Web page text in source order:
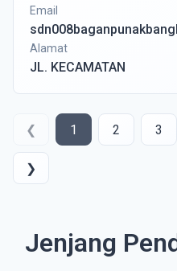
Email
Alamat
JL. KECAMATAN
❮ 1 2 3
❯
Jenjang